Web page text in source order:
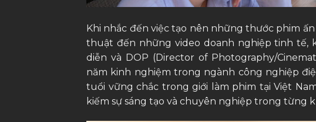
Khi nhắc đến việc tạo nên những thước phim
thuật đến những video doanh nghiệp tinh tế,
diễn và DOP (Director of Photography/
năm kinh nghiệm trong ngành công nghiệp
tuổi vững chắc trong giới làm phim tại Việt
kiếm sự sáng tạo và chuyên nghiệp trong từng